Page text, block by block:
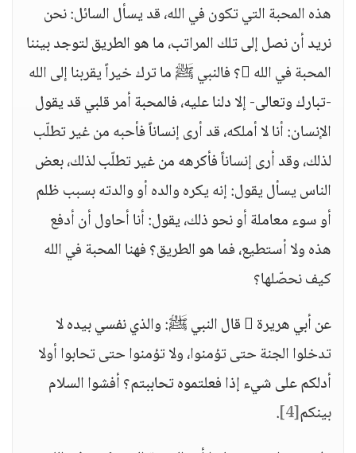
هذه المحبة التي تكون في الله، قد يسأل السائل: نحن
نريد أن نصل إلى تلك المراتب، ما هو الطريق لتوجد بيننا
المحبة في الله ؟ فالنبي ﷺ ما ترك خيراً يقربنا إلى الله
-تبارك وتعالى- إلا دلنا عليه، فالمحبة أمر قلبي قد يقول
الإنسان: أنا لا أملكه، قد أرى إنساناً فأحبه من غير تطلّب
لذلك، وقد أرى إنساناً فأكرهه من غير تطلّب لذلك، بعض
الناس يسأل يقول: إنه يكره والده أو والدته بسبب ظلم
أو سوء معاملة أو نحو ذلك، يقول: أنا أحاول أن أدفع
هذه ولا أستطيع، فما هو الطريق؟ فهنا المحبة في الله
كيف نحصّلها؟
عن أبي هريرة  قال النبي ﷺ: والذي نفسي بيده لا
تدخلوا الجنة حتى تؤمنوا، ولا تؤمنوا حتى تحابوا أولا
أدلكم على شيء إذا فعلتموه تحاببتم؟ أفشوا السلام
بينكم[4]
.